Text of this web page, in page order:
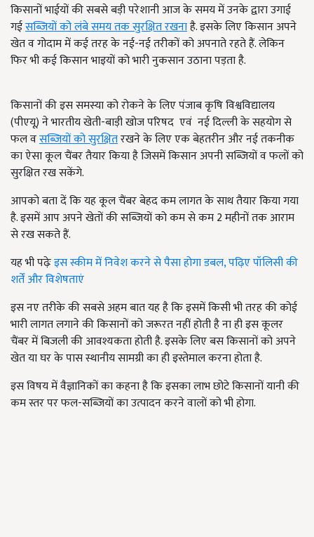
किसानों भाईयों की सबसे बड़ी परेशानी आज के समय में उनके द्वारा उगाई
गईसब्जियों को लंबे समय तक सुरक्षित रखनाहै. इसके लिए किसान अपने
खेत व गोदाम में कई तरह के नई-नई तरीकों को अपनाते रहते हैं. लेकिन
फिर भी कई किसान भाइयों को भारी नुकसान उठाना पड़ता है.
किसानों की इस समस्या को रोकने के लिए पंजाब कृषि विश्वविद्यालय
(पीएयू) ने भारतीय खेती-बाड़ी खोज परिषद एवं नई दिल्ली के सहयोग से
फल वसब्जियों को सुरक्षितरखने के लिए एक बेहतरीन और नई तकनीक
का ऐसा कूल चैंबर तैयार किया है जिसमें किसान अपनी सब्जियों व फलों को
सुरक्षित रख सकेंगे.
आपको बता दें कि यह कूल चैंबर बेहद कम लागत के साथ तैयार किया गया
है. इसमें आप अपने खेतों की सब्जियों को कम से कम 2 महीनों तक आराम
से रख सकते हैं.
यह भी पढ़ेःइस स्कीम में निवेश करने से पैसा होगा डबल, पढ़िए पॉलिसी की
शर्तें और विशेषताएं
इस नए तरीके की सबसे अहम बात यह है कि इसमें किसी भी तरह की कोई
भारी लागत लगाने की किसानों को जरूरत नहीं होती है ना ही इस कूलर
चैंबर में बिजली की आवश्यकता होती है. इसके लिए बस किसानों को अपने
खेत या घर के पास स्थानीय सामग्री का ही इस्तेमाल करना होता है.
इस विषय में वैज्ञानिकों का कहना है कि इसका लाभ छोटे किसानों यानी की
कम स्तर पर फल-सब्जियों का उत्पादन करने वालों को भी होगा.